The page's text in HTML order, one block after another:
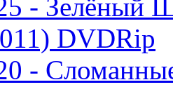
- Зелёный
DVDRip
-